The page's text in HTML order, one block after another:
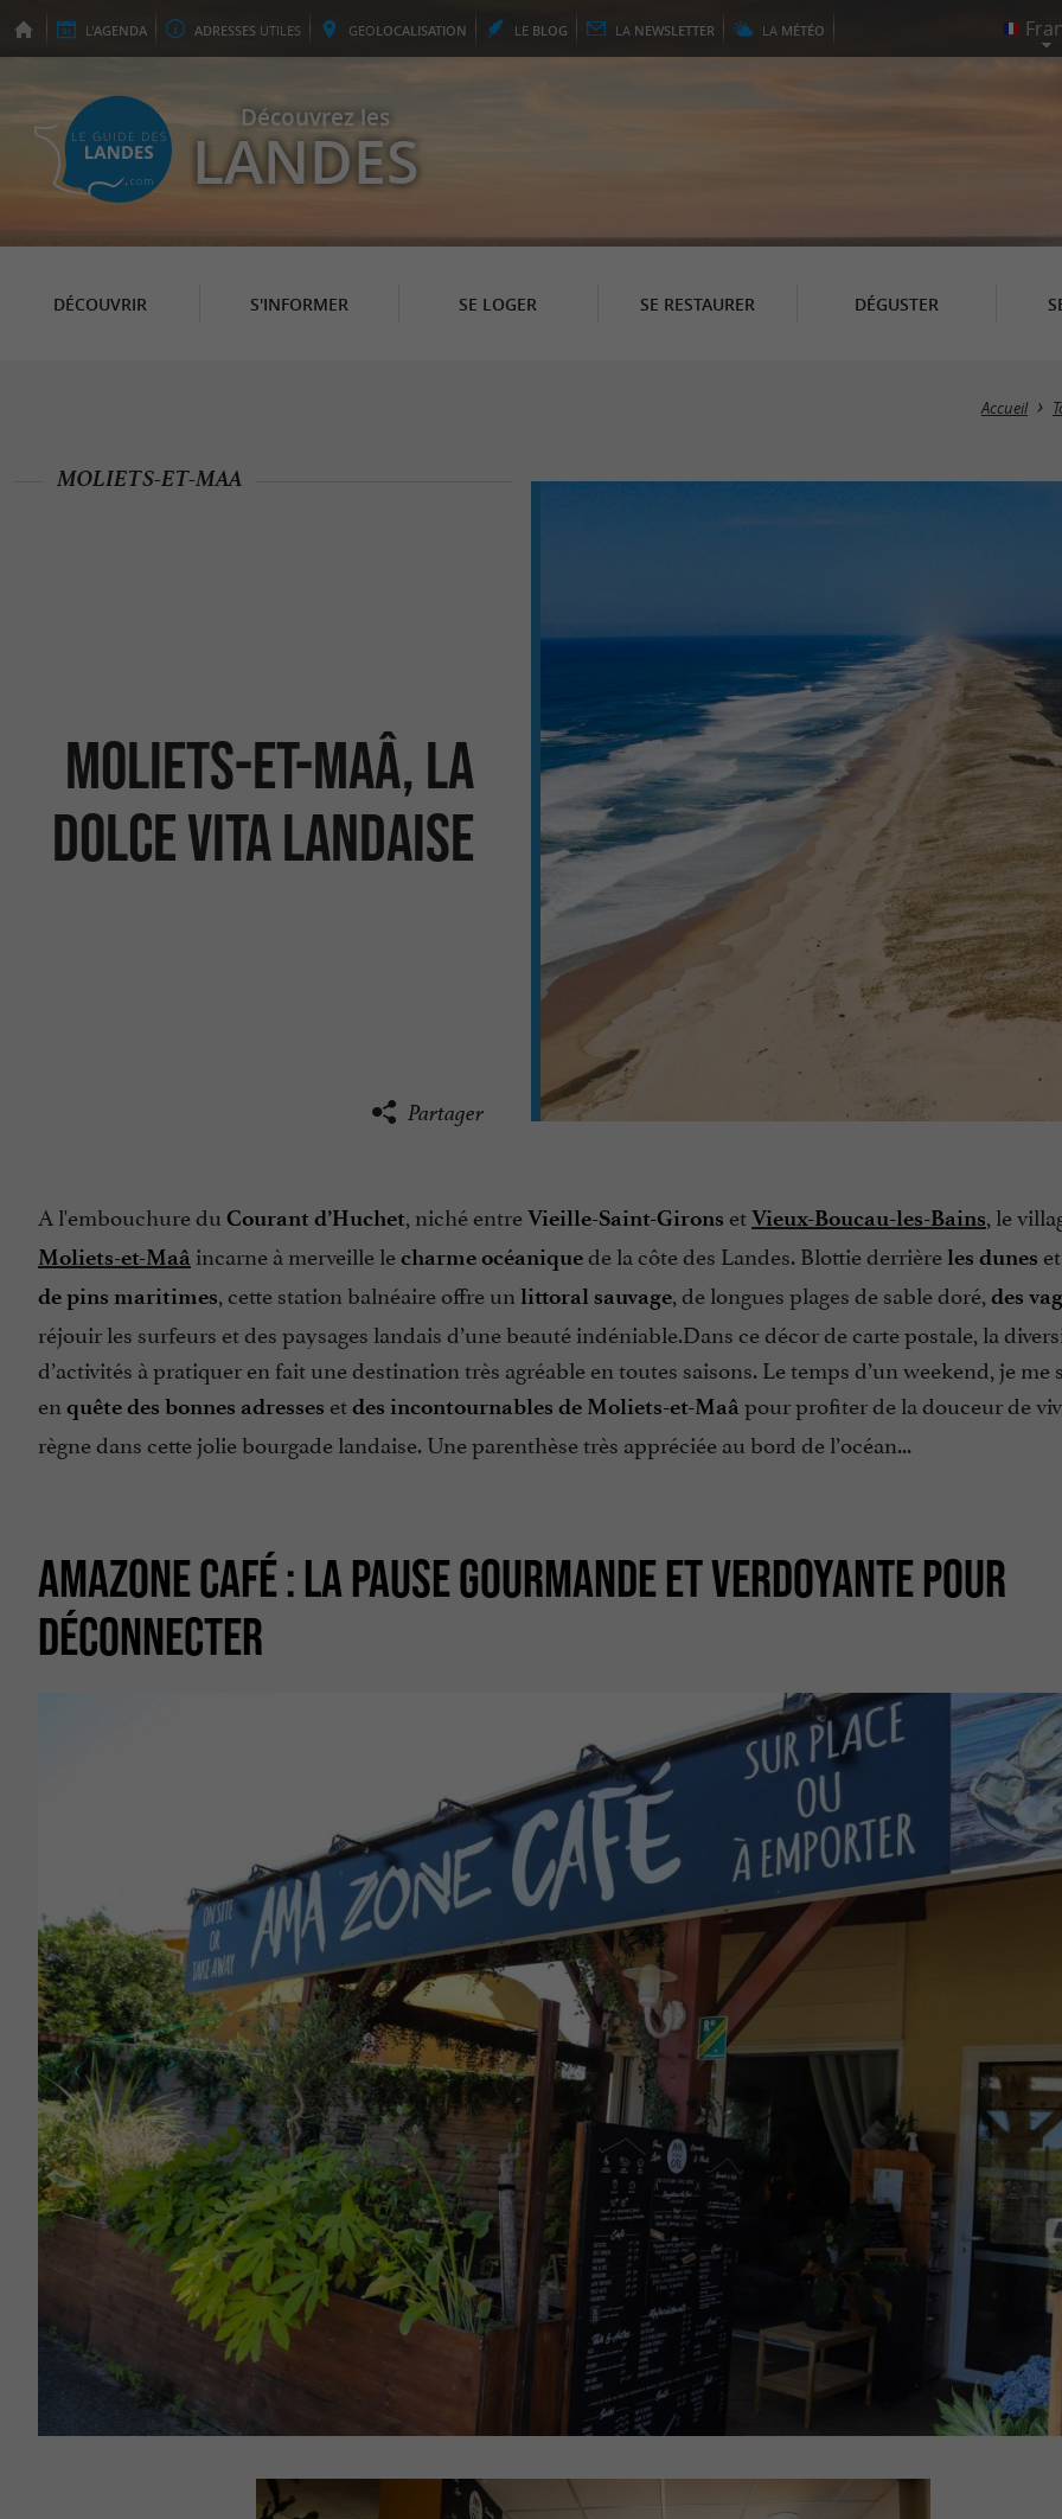
L'AGENDA ADRESSES UTILES GEOLOCALISATION LE BLOG LA NEWSLETTER LA MÉTÉO
Découvrez les
LANDES
DÉCOUVRIR S'INFORMER SE LOGER SE RESTAURER DÉGUSTER
Accueil
Moliets-et-Maâ, la
dolce vita landaise
MOLIETS-ET-MAA
Partager
A l'embouchure du Courant d’Huchet, niché entreVieille-Saint-Girons etVieux-Boucau-les-Bains, le
Moliets-et-Maâ incarne à merveille lecharme océaniquede la côte des Landes. Blottie derrièreles dunes
de pins maritimes, cette station balnéaire offre un littoral sauvage, de longues plages de sable doré, des
réjouir les surfeurs et des paysages landais d’une beauté indéniable.Dans ce décor de carte postale, la
d’activités à pratiquer en fait une destination très agréable en toutes saisons. Le temps d’un weekend, je me
en quête des bonnes adresses etdes incontournables de Moliets-et-Maâ pour profiter de la douceur de
règne dans cette jolie bourgade landaise. Une parenthèse très appréciée au bord de l’océan...
AMAZONE CAFÉ : LA PAUSE GOURMANDE ET VERDOYANTE POUR
DÉCONNECTER